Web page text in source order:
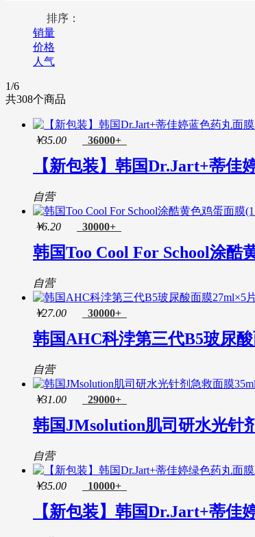
资生堂(Shiseido)
莱珀妮(La Prairie)
肌司研(JMsolution)
碧迪皙(PDC)
黛珂(Cosme Decorte)
悦木之源(Origins)
捷俊(Jayjun)
欣兰(DMC)
SK-II(SK-II)
Swisse
排序：
销量
价格
人气
1/6
共308个商品
￥35.00 36000+
【新包装】韩国Dr.Jart+蒂佳
自营
￥6.20 30000+
韩国Too Cool For School涂酷
自营
￥27.00 30000+
韩国AHC科浡第三代B5玻尿
自营
￥31.00 29000+
韩国JMsolution肌司研水光针
自营
￥35.00 10000+
【新包装】韩国Dr.Jart+蒂佳